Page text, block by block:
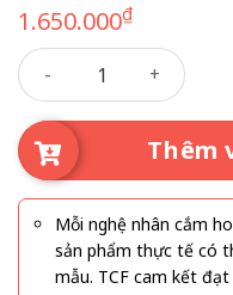
1.650.000₫
Hoa chúc mừng 240 số
Thêm
Mỗi nghệ nhân cắm
sản phẩm thực tế có
mẫu. TCF cam kết